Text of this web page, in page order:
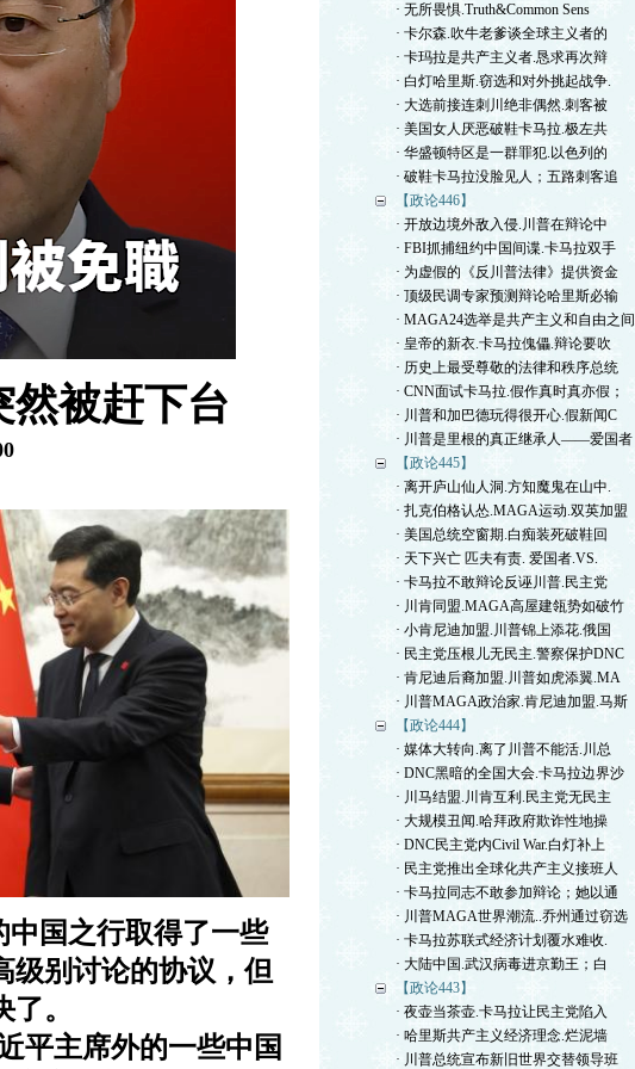
然被赶下台
中国之行取得了一些
级别讨论的协议，但
。
平主席外的一些中国
· 无所畏惧.Truth&Common Sens
· 卡尔森.吹牛老爹谈全球主义者的
· 卡玛拉是共产主义者.恳求再次辩
· 白灯哈里斯.窃选和对外挑起战争.
· 大选前接连刺川绝非偶然.刺客被
· 美国女人厌恶破鞋卡马拉.极左共
· 华盛顿特区是一群罪犯.以色列的
· 破鞋卡马拉没脸见人；五路刺客追
【政论446】
· 开放边境外敌入侵.川普在辩论中
· FBI抓捕纽约中国间谍.卡马拉双手
· 为虚假的《反川普法律》提供资金
· 顶级民调专家预测辩论哈里斯必输
· MAGA24选举是共产主义和自由之间
· 皇帝的新衣.卡马拉傀儡.辩论要吹
· 历史上最受尊敬的法律和秩序总统
· CNN面试卡马拉.假作真时真亦假；
· 川普和加巴德玩得很开心.假新闻C
· 川普是里根的真正继承人——爱国者
【政论445】
· 离开庐山仙人洞.方知魔鬼在山中.
· 扎克伯格认怂.MAGA运动.双英加盟
· 美国总统空窗期.白痴装死破鞋回
· 天下兴亡 匹夫有责. 爱国者.VS.
· 卡马拉不敢辩论反诬川普.民主党
· 川肯同盟.MAGA高屋建瓴势如破竹
· 小肯尼迪加盟.川普锦上添花.俄国
· 民主党压根儿无民主.警察保护DNC
· 肯尼迪后裔加盟.川普如虎添翼.MA
· 川普MAGA政治家.肯尼迪加盟.马斯
【政论444】
· 媒体大转向.离了川普不能活.川总
· DNC黑暗的全国大会.卡马拉边界沙
· 川马结盟.川肯互利.民主党无民主
· 大规模丑闻.哈拜政府欺诈性地操
· DNC民主党内Civil War.白灯补上
· 民主党推出全球化共产主义接班人
· 卡马拉同志不敢参加辩论；她以通
· 川普MAGA世界潮流..乔州通过窃选
· 卡马拉苏联式经济计划覆水难收.
· 大陆中国.武汉病毒进京勤王；白
【政论443】
· 夜壶当茶壶.卡马拉让民主党陷入
· 哈里斯共产主义经济理念.烂泥墙
· 川普总统宣布新旧世界交替领导班